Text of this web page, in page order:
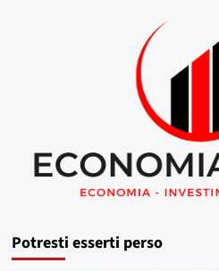
Potresti esserti perso